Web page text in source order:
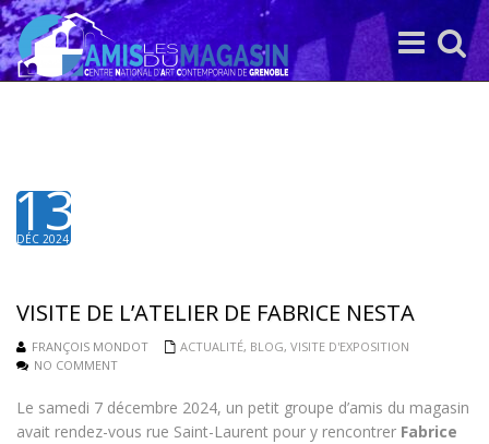
Toggle
search
Toggle
navigation
13
DÉC 2024
VISITE DE L’ATELIER DE FABRICE NESTA
FRANÇOIS MONDOT ACTUALITÉ, BLOG, VISITE D'EXPOSITION
NO COMMENT
Le samedi 7 décembre 2024, un petit groupe d’amis du magasin
avait rendez-vous rue Saint-Laurent pour y rencontrer Fabrice